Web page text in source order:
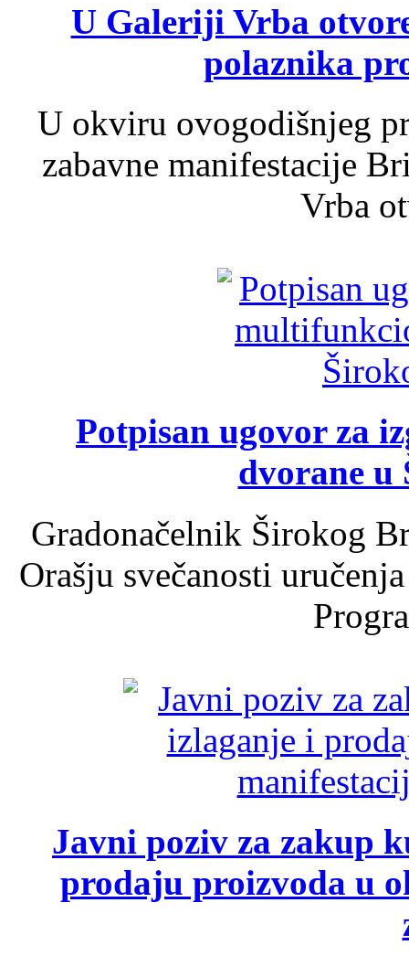
U Galeriji Vrba
polaznika
U okviru ovogodišnjeg
zabavne manifestacije
Vrba
Potpisan ugovor za
dvorane u
Gradonačelnik Širokog
Orašju svečanosti
Javni poziv za zakup
prodaju proizvoda u